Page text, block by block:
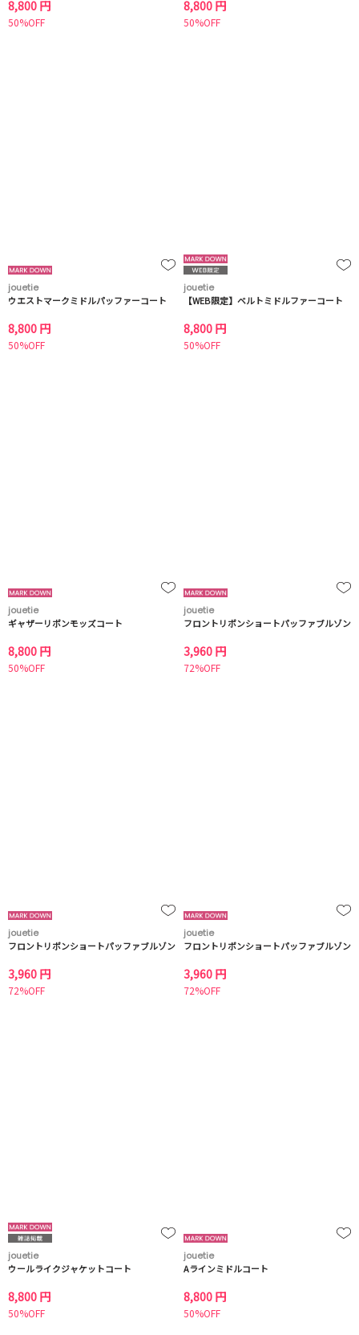
8,800 円
50%OFF
8,800 円
50%OFF
jouetie
ウエストマークミドルパッファーコート
8,800 円
50%OFF
jouetie
【WEB限定】ベルトミドルファーコート
8,800 円
50%OFF
jouetie
ギャザーリボンモッズコート
8,800 円
50%OFF
jouetie
フロントリボンショートパッファブルゾン
3,960 円
72%OFF
jouetie
フロントリボンショートパッファブルゾン
3,960 円
72%OFF
jouetie
フロントリボンショートパッファブルゾン
3,960 円
72%OFF
jouetie
ウールライクジャケットコート
8,800 円
50%OFF
jouetie
Aラインミドルコート
8,800 円
50%OFF